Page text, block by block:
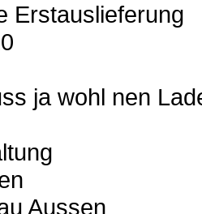
Erstauslieferung
ja wohl nen
Aussen